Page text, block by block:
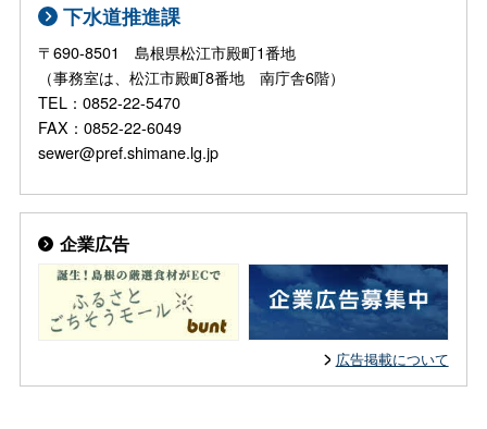
下水道推進課
〒690-8501 島根県松江市殿町1番地
（事務室は、松江市殿町8番地 南庁舎6階）
TEL：0852-22-5470
FAX：0852-22-6049
sewer@pref.shimane.lg.jp
企業広告
広告掲載について